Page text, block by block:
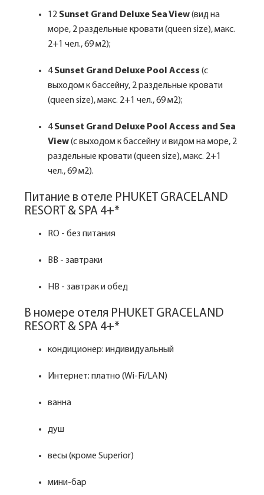
12 Sunset Grand Deluxe Sea View(вид на
море, 2 раздельные кровати (queen size), макс.
2+1 чел., 69 м2);
4Sunset Grand Deluxe Pool Access (с
выходом к бассейну, 2 раздельные кровати
(queen size), макс. 2+1 чел., 69 м2);
4Sunset Grand Deluxe Pool Access and Sea
View(с выходом к бассейну и видом на море, 2
раздельные кровати (queen size), макс. 2+1
чел., 69 м2).
Питание в отеле PHUKET GRACELAND
RESORT & SPA 4+*
RO - без питания
BB - завтраки
HB - завтрак и обед
В номере отеля PHUKET GRACELAND
RESORT & SPA 4+*
кондиционер: индивидуальный
Интернет: платно (Wi-Fi/LAN)
ванна
душ
весы (кроме Superior)
мини-бар